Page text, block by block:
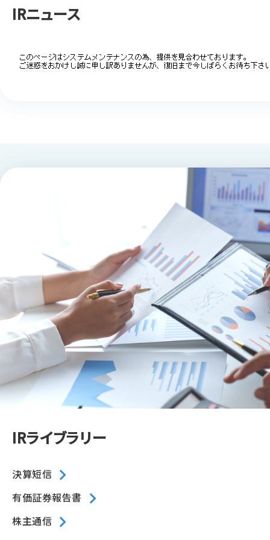
IRニュース
IRライブラリー
決算短信
有価証券報告書
株主通信